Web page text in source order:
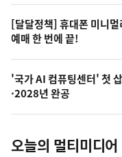
오
늘
의
사
진
[달달정책] 휴대폰 미니
예매 한 번에 끝!
'국가 AI 컴퓨팅센터' 첫
·2028년 완공
오늘의 멀티미디어